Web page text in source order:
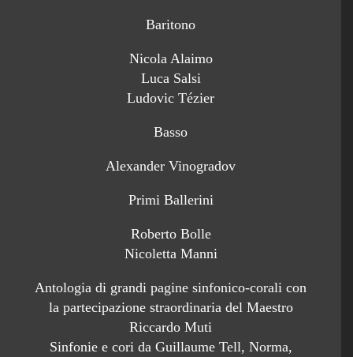
Baritono
Nicola Alaimo
Luca Salsi
Ludovic Tézier
Basso
Alexander Vinogradov
Primi Ballerini
Roberto Bolle
Nicoletta Manni
Antologia di grandi pagine sinfonico-corali con
la partecipazione straordinaria del Maestro
Riccardo Muti
Sinfonie e cori da Guillaume Tell, Norma,